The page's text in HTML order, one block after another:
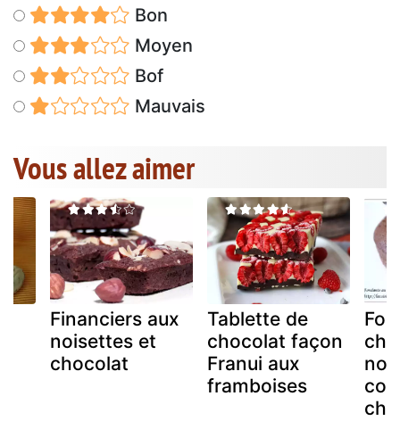
Bon
Moyen
Bof
Mauvais
Vous allez aimer
Financiers aux
noisettes et
chocolat
Tablette de
chocolat façon
Franui aux
framboises